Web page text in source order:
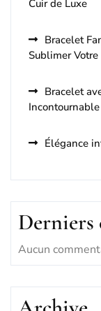
Cuir de Luxe
Bracelet
Sublimer
Bracelet
Élégance
Derniers
Aucun